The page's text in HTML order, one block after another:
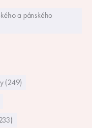
a pánského
(249)